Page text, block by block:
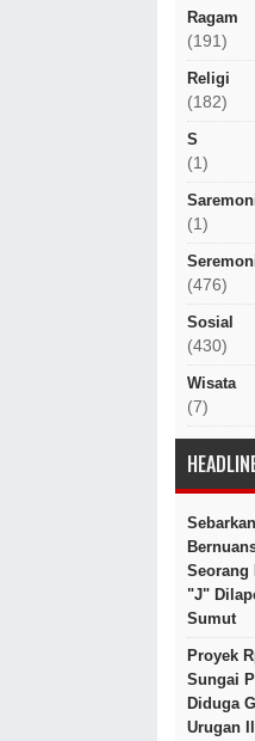
Ragam
(191)
Religi
(182)
S
(1)
(1)
(476)
Sosial
(430)
Wisata
(7)
Seorang
"J"
Sumut
Proyek
Sungai
Diduga
Urugan